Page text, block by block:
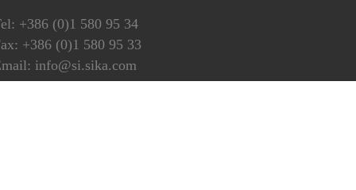
+386 (0)1 580 95 34
+386 (0)1 580 95 33
info@si.sika.com